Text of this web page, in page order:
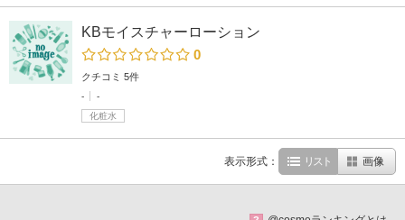
KBモイスチャーローション
0
クチコミ 5件
-
-
化粧水
表示形式： リスト 画像